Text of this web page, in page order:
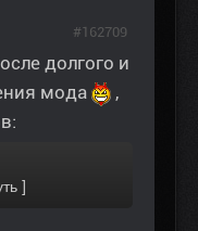
долгого и
мода
,
#162709